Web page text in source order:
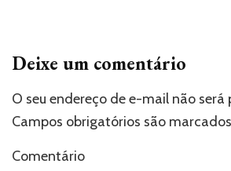
Deixe um comentário
O seu endereço de e-mail não será
Campos obrigatórios são
Comentário